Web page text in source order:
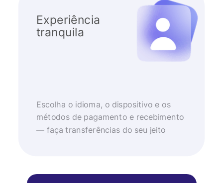
Experiência
tranquila
Escolha o idioma, o dispositivo e os
métodos de pagamento e recebimento
— faça transferências do seu jeito